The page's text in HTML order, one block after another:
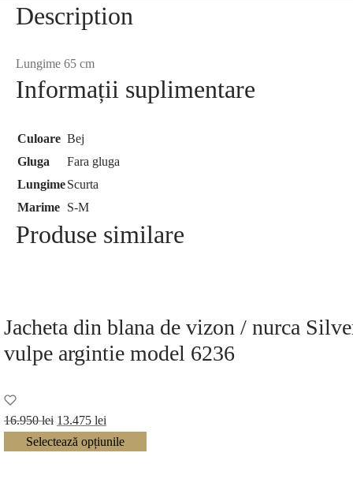
Description
Lungime 65 cm
Informații suplimentare
Culoare Bej
Gluga
Fara gluga
LungimeScurta
Marime S-M
Produse similare
Jacheta din blana de vizon / nurca
vulpe argintie model 6236
16.950lei Prețul
inițial a
13.475 lei
curent
Selectează opțiunile